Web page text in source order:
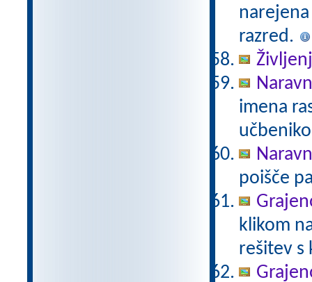
razred.
imena
poišče
klikom
rešitev s